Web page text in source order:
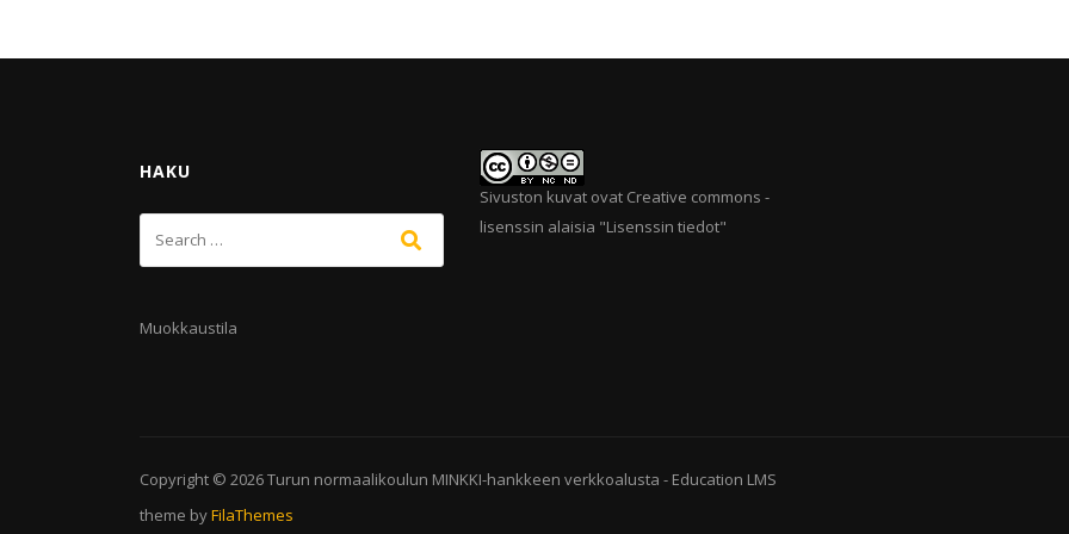
HAKU
Muokkaustila
Sivuston kuvat ovat Creative commons -
lisenssin alaisia "Lisenssin tiedot"
Copyright © 2026Turun normaalikoulun MINKKI-hankkeen verkkoalusta - Education LMS
theme byFilaThemes